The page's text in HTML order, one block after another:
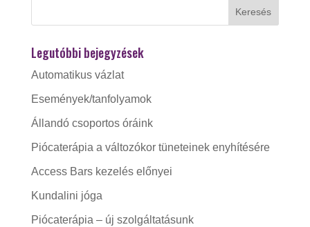
Legutóbbi bejegyzések
Automatikus vázlat
Események/tanfolyamok
Állandó csoportos óráink
Piócaterápia a változókor tüneteinek enyhítésére
Access Bars kezelés előnyei
Kundalini jóga
Piócaterápia – új szolgáltatásunk